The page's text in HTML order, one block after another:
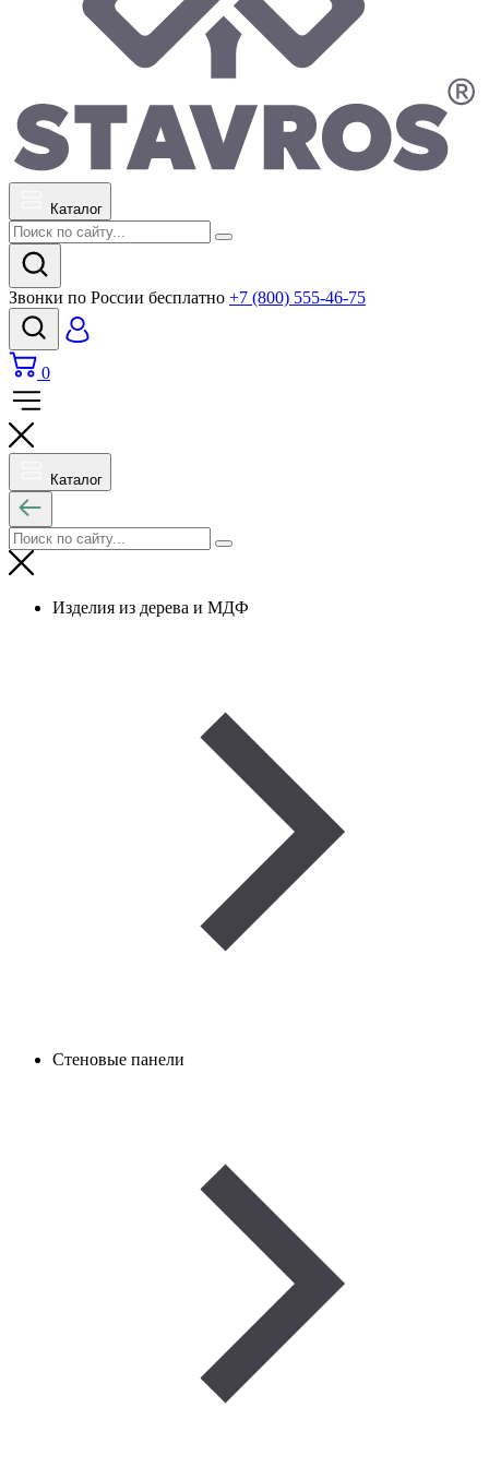
Каталог
Звонки по России бесплатно +7 (800) 555-46-75
0
Каталог
Изделия из дерева и МДФ
Стеновые панели